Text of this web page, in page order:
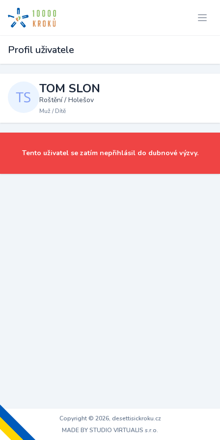
Profil uživatele
TOM SLON
Roštění / Holešov
Muž / Dítě
Tento uživatel se zatím nepřihlásil do dubnové výzvy.
Copyright © 2026, desettisickroku.cz
MADE BY STUDIO VIRTUALIS s.r.o.